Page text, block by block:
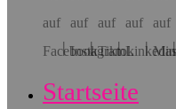
Startseite